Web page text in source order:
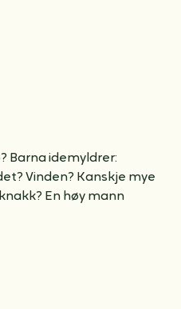
Barna idemyldrer: